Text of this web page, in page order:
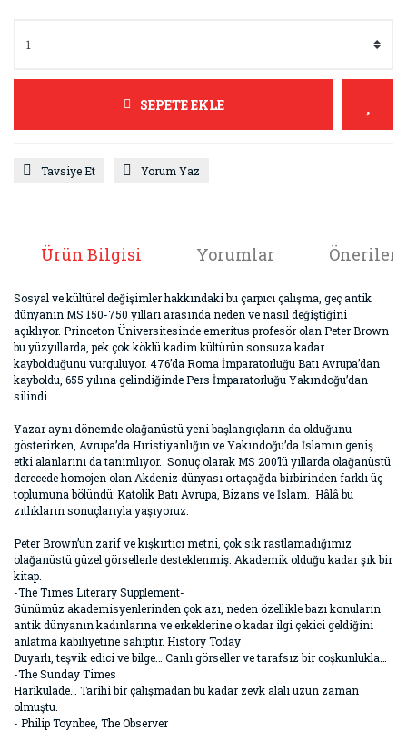
SEPETE EKLE
Tavsiye Et Yorum Yaz
Ürün Bilgisi Yorumlar
Sosyal ve kültürel değişimler hakkındaki bu çarpıcı çalışma, geç antik
dünyanın MS 150-750 yılları arasında neden ve nasıl değiştiğini
açıklıyor. Princeton Üniversitesinde emeritus profesör olan Peter Brown
bu yüzyıllarda, pek çok köklü kadim kültürün sonsuza kadar
kaybolduğunu vurguluyor. 476’da Roma İmparatorluğu Batı Avrupa’dan
kayboldu, 655 yılına gelindiğinde Pers İmparatorluğu Yakındoğu’dan
silindi.
Yazar aynı dönemde olağanüstü yeni başlangıçların da olduğunu
gösterirken, Avrupa’da Hıristiyanlığın ve Yakındoğu’da İslamın geniş
etki alanlarını da tanımlıyor. Sonuç olarak MS 200’lü yıllarda olağanüstü
derecede homojen olan Akdeniz dünyası ortaçağda birbirinden farklı üç
toplumuna bölündü: Katolik Batı Avrupa, Bizans ve İslam. Hâlâ bu
zıtlıkların sonuçlarıyla yaşıyoruz.
Peter Brown’un zarif ve kışkırtıcı metni, çok sık rastlamadığımız
olağanüstü güzel görsellerle desteklenmiş. Akademik olduğu kadar şık bir
kitap.
-The Times Literary Supplement-
Günümüz akademisyenlerinden çok azı, neden özellikle bazı konuların
antik dünyanın kadınlarına ve erkeklerine o kadar ilgi çekici geldiğini
anlatma kabiliyetine sahiptir. History Today
Duyarlı, teşvik edici ve bilge… Canlı görseller ve tarafsız bir coşkunlukla…
-The Sunday Times
Harikulade… Tarihi bir çalışmadan bu kadar zevk alalı uzun zaman
olmuştu.
- Philip Toynbee, The Observer